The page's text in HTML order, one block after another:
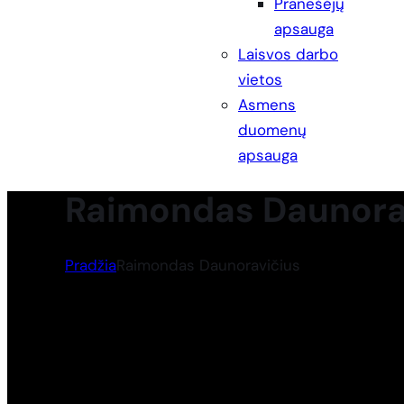
apsauga
Laisvos darbo
vietos
Asmens
duomenų
apsauga
Raimondas
PradžiaRaimondas Daunoravičius